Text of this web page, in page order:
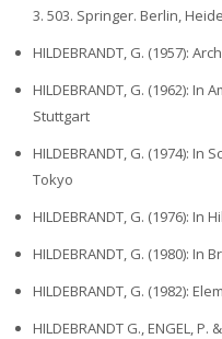
3. 503. Springer. Berlin,
HILDEBRANDT, G. (1957):
HILDEBRANDT, G. (1962):
Stuttgart
HILDEBRANDT, G. (1974):
Tokyo
HILDEBRANDT, G. (1976):
HILDEBRANDT, G. (1980):
HILDEBRANDT, G. (1982):
HILDEBRANDT G., ENGEL,